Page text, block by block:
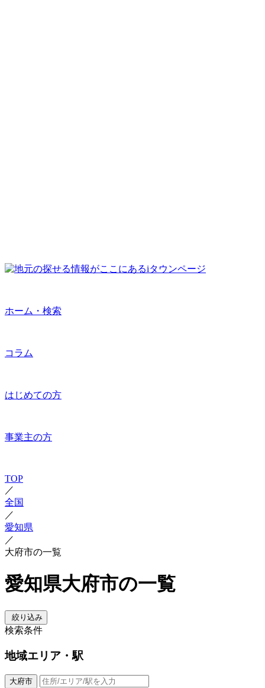
ホーム・検索
コラム
はじめての方
事業主の方
TOP
／
全国
／
愛知県
／
大府市の一覧
愛知県大府市の一覧
絞り込み
検索条件
地域エリア・駅
大府市